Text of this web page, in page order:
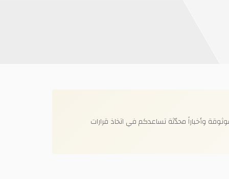
وأخباراً محدّثة تساعدكم في اتخاذ قرارات